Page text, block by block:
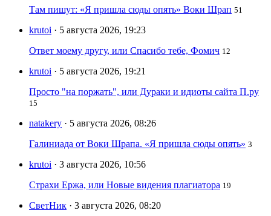
Там пишут: «Я пришла сюды опять» Воки Шрап 51
krutoi · 5 августа 2026, 19:23
Ответ моему другу, или Спасибо тебе, Фомич 12
krutoi · 5 августа 2026, 19:21
Просто "на поржать", или Дураки и идиоты сайта П.ру
15
natakery · 5 августа 2026, 08:26
Галиниада от Воки Шрапа. «Я пришла сюды опять» 3
krutoi · 3 августа 2026, 10:56
Страхи Ержа, или Новые видения плагиатора 19
СветНик · 3 августа 2026, 08:20